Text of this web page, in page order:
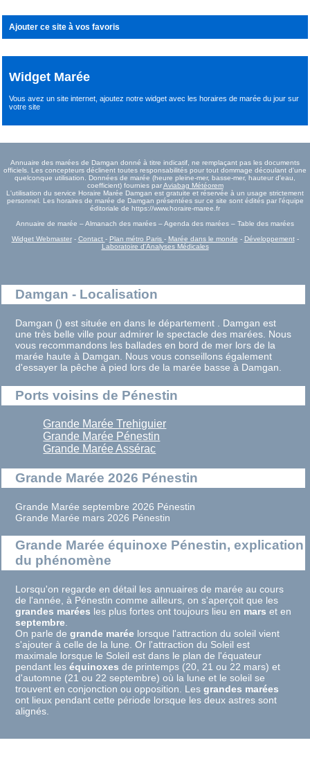
Ajouter ce site à vos favoris
Widget Marée
Vous avez un site internet,ajoutez notre widget avec les horaires de marée du joursur
votre site
Annuaire des marées de Damgan donné à titre indicatif, ne remplaçant pas les documents
officiels. Les concepteurs déclinent toutes responsabilités pour tout dommage découlant d'une
quelconque utilisation. Données de marée (heure pleine-mer, basse-mer, hauteur d'eau,
coefficient) fournies parAviabag Météorem
L'utilisation du service Horaire Marée Damgan est gratuite et réservée à un usage strictement
personnel. Les horaires de marée de Damgan présentées sur ce site sont édités par l'équipe
éditoriale de https://www.horaire-maree.fr
Annuaire de marée – Almanach des marées – Agenda des marées – Table des marées
Widget Webmaster- Contact - Plan métro Paris - Marée dans le monde - Développement-
Laboratoire d'Analyses Médicales
Damgan - Localisation
Damgan () est située en dans le département . Damgan est
une très belle ville pour admirer le spectacle des marées. Nous
vous recommandons les ballades en bord de mer lors de la
marée haute à Damgan. Nous vous conseillons également
d'essayer la pêche à pied lors de la marée basse à Damgan.
Ports voisins de Pénestin
Grande Marée Trehiguier
Grande Marée Pénestin
Grande Marée Assérac
Grande Marée 2026 Pénestin
Grande Marée septembre 2026 Pénestin
Grande Marée mars 2026 Pénestin
Grande Marée équinoxe Pénestin, explication
du phénomène
Lorsqu'on regarde en détail les annuaires de marée au cours
de l'année, à Pénestin comme ailleurs, on s'aperçoit que les
grandes marées les plus fortes ont toujours lieu en mars et en
septembre
On parle degrande marée lorsque l'attraction du soleil vient
s'ajouter à celle de la lune. Or l'attraction du Soleil est
maximale lorsque le Soleil est dans le plan de l'équateur
pendant leséquinoxes de printemps (20, 21 ou 22 mars) et
d'automne (21 ou 22 septembre) où la lune et le soleil se
trouvent en conjonction ou opposition. Lesgrandes marées
ont lieux pendant cette période lorsque les deux astres sont
alignés.